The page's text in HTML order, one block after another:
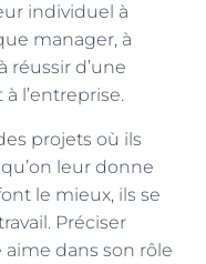
individuel à
manager, à
réussir d’une
l’entreprise.
projets où ils
leur donne
le mieux, ils se
Préciser
dans son rôle